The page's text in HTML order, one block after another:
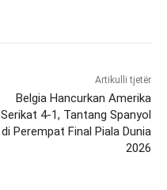
Artikulli tjetër
Belgia Hancurkan Amerika
Serikat 4-1, Tantang Spanyol
di Perempat Final Piala Dunia
2026